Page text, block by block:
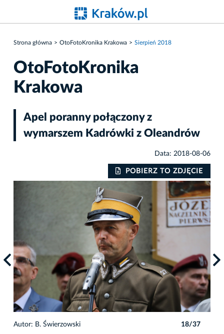
Strona główna OtoFotoKronika Krakowa Sierpień 2018
OtoFotoKronika
Krakowa
Apel poranny połączony z
wymarszem Kadrówki z Oleandrów
Data: 2018-08-06
POBIERZ TO ZDJĘCIE
Autor: B. Świerzowski 18/37